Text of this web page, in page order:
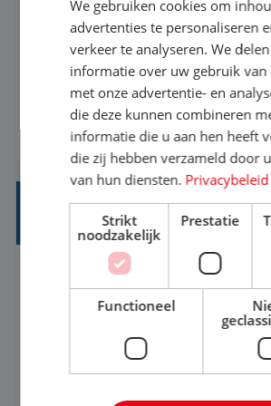
Een vakantie plannen is het
het nu voor jezelf is, of voor een
het super om een mooie reis van
regelen. Door jouw kennis en
vakantiegangers de meest
aarde kennen! 🏝️Wat ga je
werken: of het nu gaat om vragen
BEKIJK VACATURE
REISADVISEUR JUNIOR
Hoorn, Noord-Holland, Nederland
37-40+ uur
MBO
Met jouw ervaring in de
We gebruiken cookies om
advertenties te personaliseren
verkeer te analyseren. We
informatie over uw gebruik van
met onze advertentie- en
die deze kunnen combineren
informatie die u aan hen heeft
die zij hebben verzameld door
van hun diensten. Privacybeleid
Strikt
noodzakelijk
Prestatie
Functioneel